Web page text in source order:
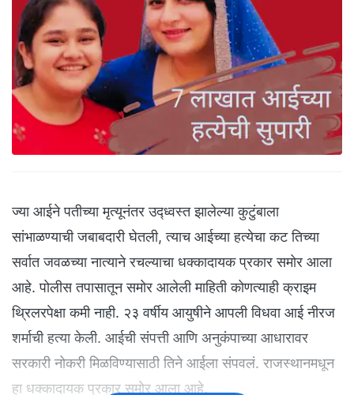
ज्या आईने पतीच्या मृत्यूनंतर उद्ध्वस्त झालेल्या कुटुंबाला
सांभाळण्याची जबाबदारी घेतली, त्याच आईच्या हत्येचा कट तिच्या
सर्वात जवळच्या नात्याने रचल्याचा धक्कादायक प्रकार समोर आला
आहे. पोलीस तपासातून समोर आलेली माहिती कोणत्याही क्राइम
थ्रिलरपेक्षा कमी नाही. २३ वर्षीय आयुषीने आपली विधवा आई नीरज
शर्माची हत्या केली. आईची संपत्ती आणि अनुकंपाच्या आधारावर
सरकारी नोकरी मिळविण्यासाठी तिने आईला संपवलं. राजस्थानमधून
हा धक्कादायक प्रकार समोर आला आहे.